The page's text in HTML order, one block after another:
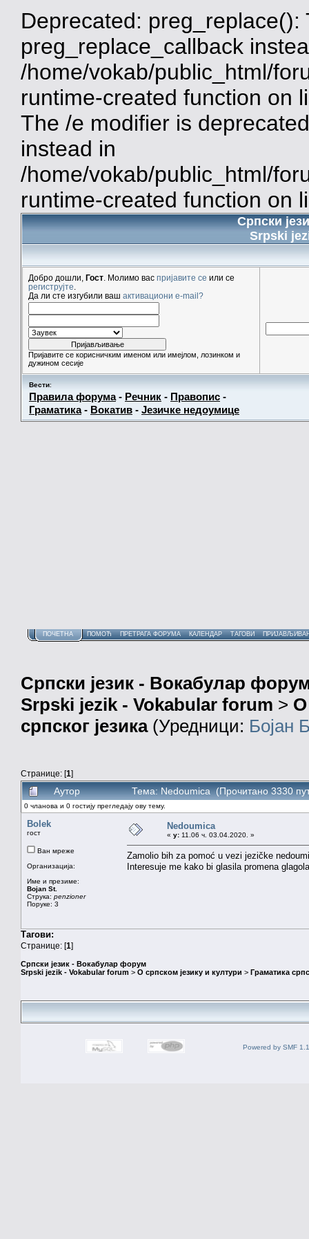
Deprecated:
preg_replace_callback
/home/vokab/public_html/
runtime-created function on
The /e modifier is
instead in
/home/vokab/public_html/
runtime-created function on
Српски
Srpski
Добро дошли, Гост . Молимо вас пријавите се или се
региструјте
Да ли сте изгубили ваш активациони e-mail?
Пријавите се корисничким именом или имејлом, лозинком и
дужином сесије
Вести:
Правила форума- Речник - Правопис -
Граматика- Вокатив - Језичке недоумице
ПОЧЕТНА ПОМОЋ ПРЕТРАГА ФОРУМА КАЛЕНДАР ТАГОВИ
Српски језик - Вокабулар
Srpski jezik - Vokabular forum > О
српског језика(Уредници: Бојан
Странице: [1]
Аутор Тема: Nedoumica (Прочитано 3330
0 чланова и 0 гостију прегледају ову тему.
Bolek
гост
Ван мреже
Организација:
Име и презиме:
Bojan St.
Струка: penzioner
Поруке: 3
Nedoumica
« у: 11.06 ч. 03.04.2020. »
Zamolio bih za pomoć u vezi jezičke
Interesuje me kako bi glasila promena
Тагови:
Странице: [1]
Српски језик - Вокабулар форум
Srpski jezik - Vokabular forum > О српском језику и култури > Граматика
Powered by SMF